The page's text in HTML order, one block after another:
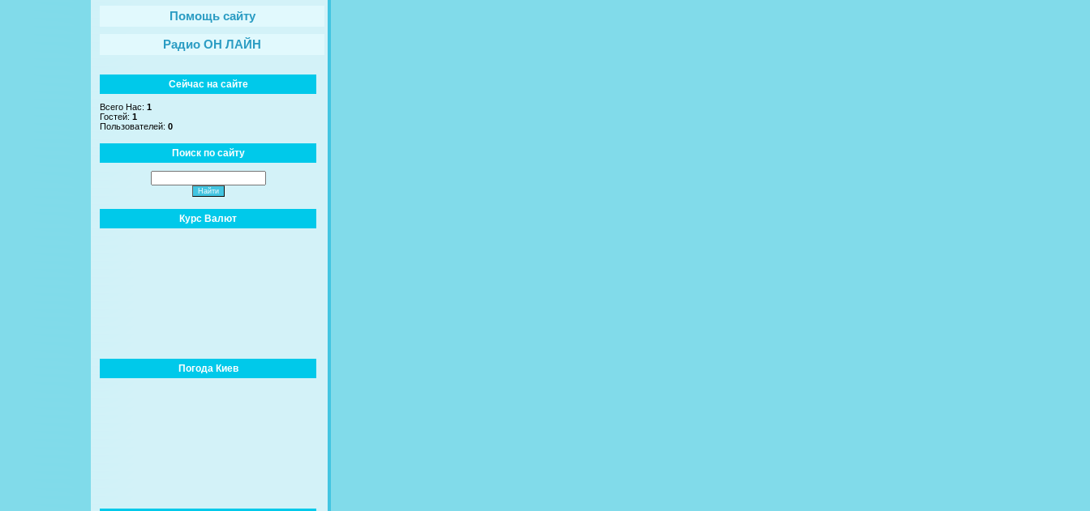
Помощь сайту
Радио ОН ЛАЙН
Сейчас на сайте
Всего Нас: 1
Гостей: 1
Пользователей: 0
Поиск по сайту
Курс Валют
Погода Киев